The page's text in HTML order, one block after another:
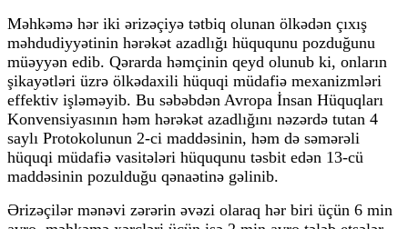
Məhkəmə hər iki ərizəçiyə tətbiq olunan ölkədən çıxış
məhdudiyyətinin hərəkət azadlığı hüququnu pozduğunu
müəyyən edib. Qərarda həmçinin qeyd olunub ki, onların
şikayətləri üzrə ölkədaxili hüquqi müdafiə mexanizmləri
effektiv işləməyib. Bu səbəbdən Avropa İnsan Hüquqları
Konvensiyasının həm hərəkət azadlığını nəzərdə tutan 4
saylı Protokolunun 2-ci maddəsinin, həm də səmərəli
hüquqi müdafiə vasitələri hüququnu təsbit edən 13-cü
maddəsinin pozulduğu qənaətinə gəlinib.
Ərizəçilər mənəvi zərərin əvəzi olaraq hər biri üçün 6 min